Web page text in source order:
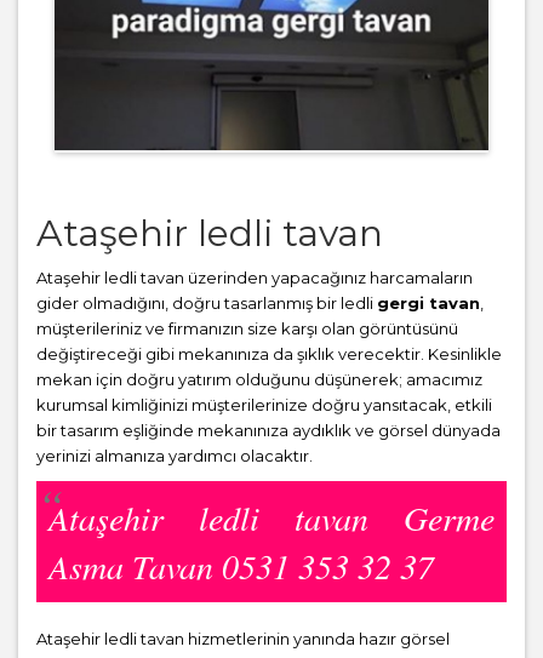
Ataşehir ledli tavan
Ataşehir ledli tavan üzerinden yapacağınız harcamaların
gider olmadığını, doğru tasarlanmış bir ledli gergi tavan
müşterileriniz ve firmanızın size karşı olan görüntüsünü
değiştireceği gibi mekanınıza da şıklık verecektir. Kesinlikle
mekan için doğru yatırım olduğunu düşünerek; amacımız
kurumsal kimliğinizi müşterilerinize doğru yansıtacak, etkili
bir tasarım eşliğinde mekanınıza aydıklık ve görsel dünyada
yerinizi almanıza yardımcı olacaktır.
Ataşehir ledli tavan Germe
Asma Tavan 0531 353 32 37
Ataşehir ledli tavan hizmetlerinin yanında hazır görsel